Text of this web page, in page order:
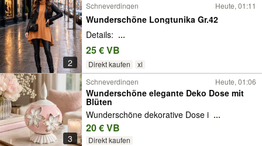
2
Schneverdingen Heute, 01:11
Wunderschöne Longtunika Gr.42
Details: ...
25 € VB
Direkt kaufen xl
3
Schneverdingen Heute, 01:06
Wunderschöne elegante Deko Dose mit
Blüten
Wunderschöne dekorative Dose i ...
20 € VB
Direkt kaufen